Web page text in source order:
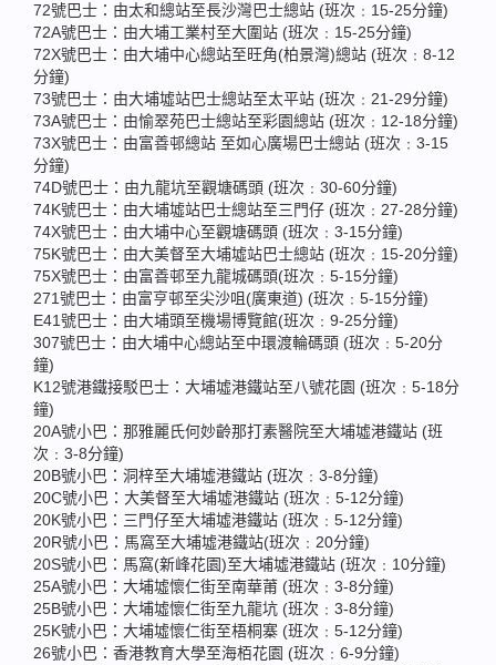
72號巴士：由太和總站至長沙灣巴士總站 (班次﹕15-25分鐘)
72A號巴士：由大埔工業村至大圍站 (班次﹕15-25分鐘)
72X號巴士：由大埔中心總站至旺角(柏景灣)總站 (班次﹕8-12
分鐘)
73號巴士：由大埔墟站巴士總站至太平站 (班次﹕21-29分鐘)
73A號巴士：由愉翠苑巴士總站至彩園總站 (班次﹕12-18分鐘)
73X號巴士：由富善邨總站 至如心廣場巴士總站 (班次﹕3-15
分鐘)
74D號巴士：由九龍坑至觀塘碼頭 (班次﹕30-60分鐘)
74K號巴士：由大埔墟站巴士總站至三門仔 (班次﹕27-28分鐘)
74X號巴士：由大埔中心至觀塘碼頭 (班次﹕3-15分鐘)
75K號巴士：由大美督至大埔墟站巴士總站 (班次﹕15-20分鐘)
75X號巴士：由富善邨至九龍城碼頭(班次﹕5-15分鐘)
271號巴士：由富亨邨至尖沙咀(廣東道) (班次﹕5-15分鐘)
E41號巴士：由大埔頭至機場博覽館(班次﹕9-25分鐘)
307號巴士：由大埔中心總站至中環渡輪碼頭 (班次﹕5-20分
鐘)
K12號港鐵接駁巴士：大埔墟港鐵站至八號花園 (班次﹕5-18分
鐘)
20A號小巴：那雅麗氏何妙齡那打素醫院至大埔墟港鐵站 (班
次﹕3-8分鐘)
20B號小巴：洞梓至大埔墟港鐵站 (班次﹕3-8分鐘)
20C號小巴：大美督至大埔墟港鐵站 (班次﹕5-12分鐘)
20K號小巴：三門仔至大埔墟港鐵站 (班次﹕5-12分鐘)
20R號小巴：馬窩至大埔墟港鐵站(班次﹕20分鐘)
20S號小巴：馬窩(新峰花園)至大埔墟港鐵站 (班次﹕10分鐘)
25A號小巴：大埔墟懷仁街至南華莆 (班次﹕3-8分鐘)
25B號小巴：大埔墟懷仁街至九龍坑 (班次﹕3-8分鐘)
25K號小巴：大埔墟懷仁街至梧桐寨 (班次﹕5-12分鐘)
26號小巴：香港教育大學至海栢花園 (班次﹕6-9分鐘)